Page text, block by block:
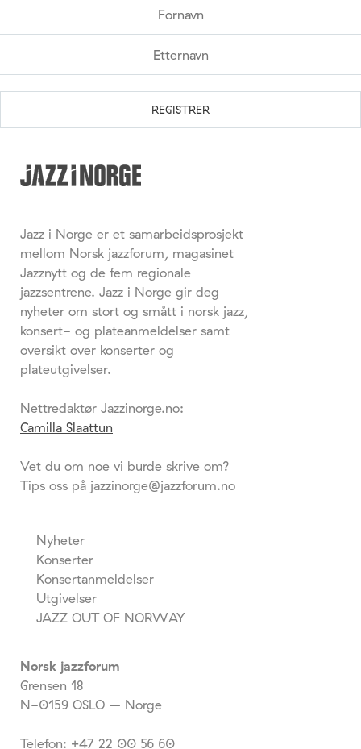
Jazz i Norge er et samarbeidsprosjekt
mellom Norsk jazzforum, magasinet
Jazznytt og de fem regionale
jazzsentrene. Jazz i Norge gir deg
nyheter om stort og smått i norsk jazz,
konsert- og plateanmeldelser samt
oversikt over konserter og
plateutgivelser.
Nettredaktør Jazzinorge.no:
Camilla Slaattun
Vet du om noe vi burde skrive om?
Tips oss på jazzinorge@jazzforum.no
Nyheter
Konserter
Konsertanmeldelser
Utgivelser
JAZZ OUT OF NORWAY
Norsk jazzforum
Grensen 18
N-0159 OSLO – Norge
Telefon: +47 22 00 56 60